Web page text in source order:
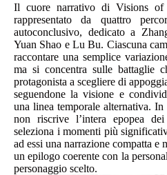
Il cuore narrativo di Visions
rappresentato da quattro
autoconclusivo, dedicato a
Yuan Shao e Lu Bu. Ciascuna
raccontare una semplice
ma si concentra sulle battaglie
protagonista a scegliere di
seguendone la visione e
una linea temporale alternativa.
non riscrive l’intera epopea
seleziona i momenti più
ad essi una narrazione compatta e
un epilogo coerente con la
personaggio scelto.